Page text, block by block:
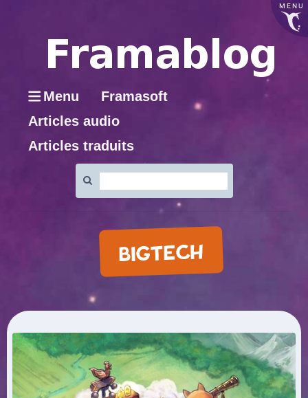
MENU
Menu
Framasoft
Articles audio
Articles traduits
:
BIGTECH